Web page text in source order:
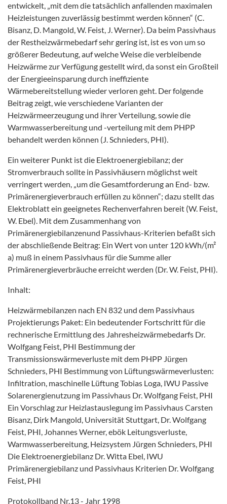
entwickelt, „mit dem die tatsächlich anfallenden maximalen
Heizleistungen zuverlässig bestimmt werden können“ (C.
Bisanz, D. Mangold, W. Feist, J. Werner). Da beim Passivhaus
der Restheizwärmebedarf sehr gering ist, ist es von um so
größerer Bedeutung, auf welche Weise die verbleibende
Heizwärme zur Verfügung gestellt wird, da sonst ein Großteil
der Energieeinsparung durch ineffiziente
Wärmebereitstellung wieder verloren geht. Der folgende
Beitrag zeigt, wie verschiedene Varianten der
Heizwärmeerzeugung und ihrer Verteilung, sowie die
Warmwasserbereitung und -verteilung mit dem PHPP
behandelt werden können (J. Schnieders, PHI).
Ein weiterer Punkt ist die Elektroenergiebilanz; der
Stromverbrauch sollte in Passivhäusern möglichst weit
verringert werden, „um die Gesamtforderung an End- bzw.
Primärenergieverbrauch erfüllen zu können“; dazu stellt das
Elektroblatt ein geeignetes Rechenverfahren bereit (W. Feist,
W. Ebel). Mit dem Zusammenhang von
Primärenergiebilanzenund Passivhaus-Kriterien befaßt sich
der abschließende Beitrag: Ein Wert von unter 120 kWh/(m²
a) muß in einem Passivhaus für die Summe aller
Primärenergieverbräuche erreicht werden (Dr. W. Feist, PHI).
Inhalt:
Heizwärmebilanzen nach EN 832 und dem Passivhaus
Projektierungs Paket: Ein bedeutender Fortschritt für die
rechnerische Ermittlung des Jahresheizwärmebedarfs Dr.
Wolfgang Feist, PHI Bestimmung der
Transmissionswärmeverluste mit dem PHPP Jürgen
Schnieders, PHI Bestimmung von Lüftungswärmeverlusten:
Infiltration, maschinelle Lüftung Tobias Loga, IWU Passive
Solarenergienutzung im Passivhaus Dr. Wolfgang Feist, PHI
Ein Vorschlag zur Heizlastauslegung im Passivhaus Carsten
Bisanz, Dirk Mangold, Universität Stuttgart, Dr. Wolfgang
Feist, PHI, Johannes Werner, ebök Leitungsverluste,
Warmwasserbereitung, Heizsystem Jürgen Schnieders, PHI
Die Elektroenergiebilanz Dr. Witta Ebel, IWU
Primärenergiebilanz und Passivhaus Kriterien Dr. Wolfgang
Feist, PHI
Protokollband Nr.13 - Jahr 1998